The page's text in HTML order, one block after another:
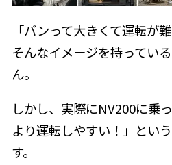
「バンって大きくて運転が
そんなイメージを持ってい
ん。
しかし、実際にNV200に乗
より運転しやすい！」とい
す。